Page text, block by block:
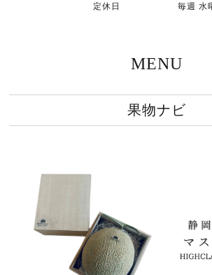
定休日 毎週 水曜
MENU
果物ナビ